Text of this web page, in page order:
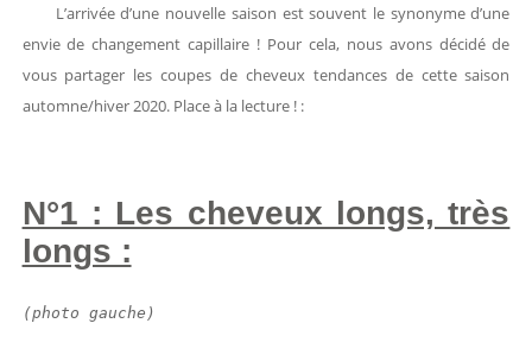
L’arrivée d’une nouvelle saison est souvent le synonyme d’une
envie de changement capillaire ! Pour cela, nous avons décidé de
vous partager les coupes de cheveux tendances de cette saison
automne/hiver 2020. Place à la lecture ! :
N°1 : Les cheveux longs, très
longs :
(photo gauche)